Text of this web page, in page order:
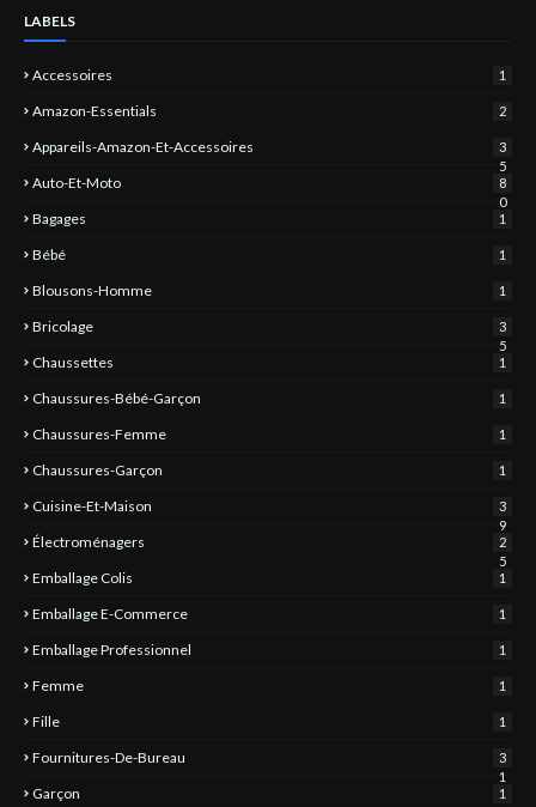
LABELS
Accessoires 1
Amazon-Essentials 2
Appareils-Amazon-Et-Accessoires
3
5
Auto-Et-Moto
8
0
Bagages 1
Bébé 1
Blousons-Homme 1
Bricolage
3
5
Chaussettes 1
Chaussures-Bébé-Garçon 1
Chaussures-Femme 1
Chaussures-Garçon 1
Cuisine-Et-Maison
3
9
Électroménagers
2
5
Emballage Colis 1
Emballage E-Commerce 1
Emballage Professionnel 1
Femme 1
Fille 1
Fournitures-De-Bureau
3
1
Garçon 1